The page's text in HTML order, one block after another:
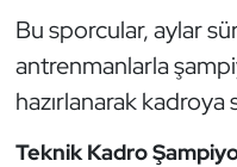
Bu sporcular, aylar
antrenmanlarla
hazırlanarak kadroya
Teknik Kadro
Satranç
Su Topu